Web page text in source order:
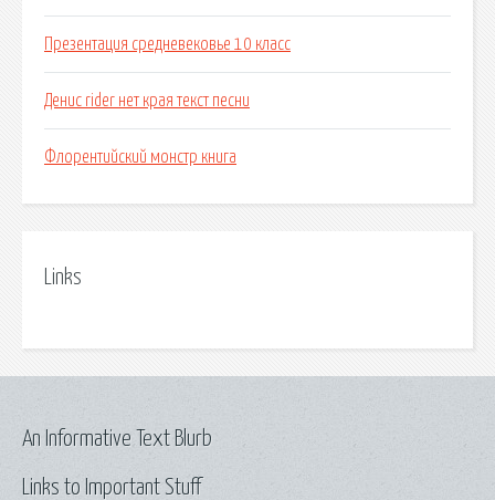
Презентация средневековье 10 класс
Денис rider нет края текст песни
Флорентийский монстр книга
Links
Links to Important Stuff
An Informative Text Blurb